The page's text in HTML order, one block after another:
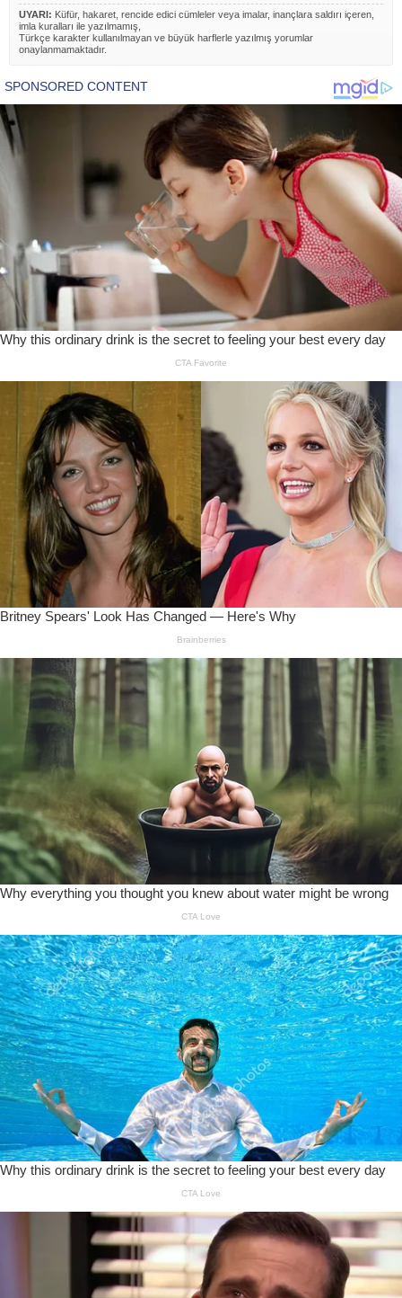
UYARI: Küfür, hakaret, rencide edici cümleler veya imalar, inançlara saldırı içeren,
imla kuralları ile yazılmamış,
Türkçe karakter kullanılmayan ve büyük harflerle yazılmış yorumlar
onaylanmamaktadır.